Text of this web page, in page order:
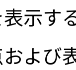
示す
よび